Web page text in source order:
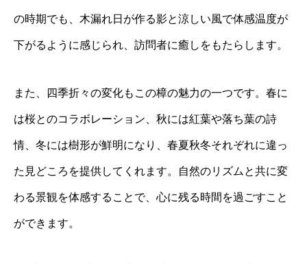
の時期でも、木漏れ日が作る影と涼しい風で体感温度が
下がるように感じられ、訪問者に癒しをもたらします。
また、四季折々の変化もこの樟の魅力の一つです。春に
は桜とのコラボレーション、秋には紅葉や落ち葉の詩
情、冬には樹形が鮮明になり、春夏秋冬それぞれに違っ
た見どころを提供してくれます。自然のリズムと共に変
わる景観を体感することで、心に残る時間を過ごすこと
ができます。